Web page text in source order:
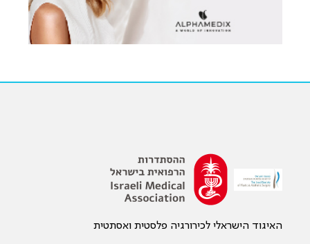
האיגוד הישראלי לכירורגיה פלסטית ואסתטית